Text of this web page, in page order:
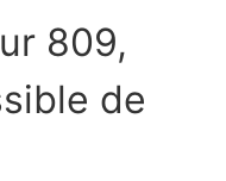
de
809,
de